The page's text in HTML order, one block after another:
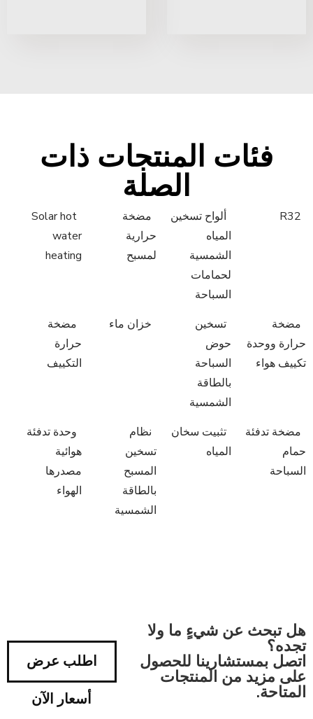
فئات المنتجات ذات
الصلة
R32
ألواح تسخين
المياه
الشمسية
لحمامات
السباحة
مضخة
حرارية
لمسبح
Solar hot
water
heating
مضخة
حرارة ووحدة
تكييف هواء
تسخين
حوض
السباحة
بالطاقة
الشمسية
خزان ماء
مضخة
حرارة
التكييف
مضخة تدفئة
حمام
السباحة
تثبيت سخان
المياه
نظام
تسخين
المسبح
بالطاقة
الشمسية
وحدة تدفئة
هوائية
مصدرها
الهواء
هل تبحث عن شيءٍ ما ولا
تجده؟
اتصل بمستشارينا للحصول
على مزيد من المنتجات
المتاحة.
اطلب عرض
أسعار الآن